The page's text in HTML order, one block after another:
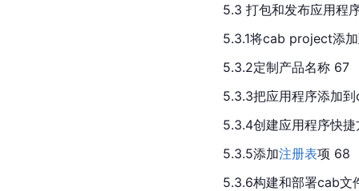
5.3 打包和发布应用程
5.3.1将cab project添
5.3.2定制产品名称 67
5.3.3把应用程序添加
5.3.4创建应用程序快
5.3.5添加注册表项 68
5.3.6构建和部署cab文